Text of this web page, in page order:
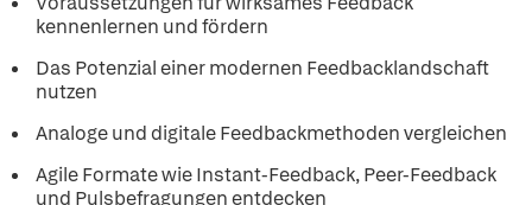
kennenlernen und fördern
Das Potenzial einer modernen Feedbacklandschaft
nutzen
Analoge und digitale Feedbackmethoden vergleichen
Agile Formate wie Instant-Feedback, Peer-Feedback
und Pulsbefragungen entdecken